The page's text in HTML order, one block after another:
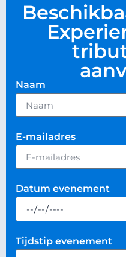
Naam
E-mailadres
Datum evenement
Tijdstip evenement